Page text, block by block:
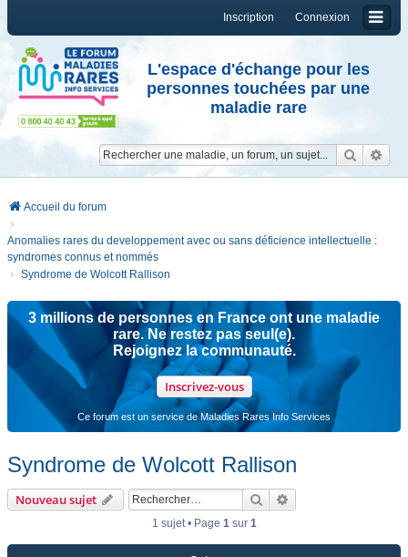
Connexion
Inscription
L'espace d'échange pour les
personnes touchées par une
maladie rare
Accueil du forum
Anomalies rares du developpement avec ou sans déficience intellectuelle :
syndromes connus et nommés
Syndrome de Wolcott Rallison
3 millions de personnes en France ont une maladie
rare. Ne restez pas seul(e).
Rejoignez la communauté.
Inscrivez-vous
Ce forum est un service de Maladies Rares Info Services
Syndrome de Wolcott Rallison
Nouveau sujet Rechercher
1 sujet • Page 1sur 1